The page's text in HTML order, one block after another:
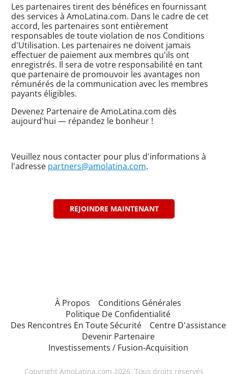
Les partenaires tirent des bénéfices en fournissant
des services à AmoLatina.com. Dans le cadre de cet
accord, les partenaires sont entièrement
responsables de toute violation de nos Conditions
d'Utilisation. Les partenaires ne doivent jamais
effectuer de paiement aux membres qu'ils ont
enregistrés. Il sera de votre responsabilité en tant
que partenaire de promouvoir les avantages non
rémunérés de la communication avec les membres
payants éligibles.
Devenez Partenaire de AmoLatina.com dès
aujourd'hui — répandez le bonheur !
Veuillez nous contacter pour plus d'informations à
l'adresse partners@amolatina.com.
REJOINDRE MAINTENANT
À Propos
Conditions Générales
Politique De Confidentialité
Des Rencontres En Toute Sécurité
Centre D'assistance
Devenir Partenaire
Investissements / Fusion-Acquisition
Copyright AmoLatina.com 2026. Tous droits réservés